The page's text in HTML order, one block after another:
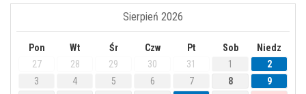
Sierpień 2026
Pon Wt Śr Czw Pt Sob
Niedz
27
28 29 30 31 1
2
3
4 5 6 7 8
9